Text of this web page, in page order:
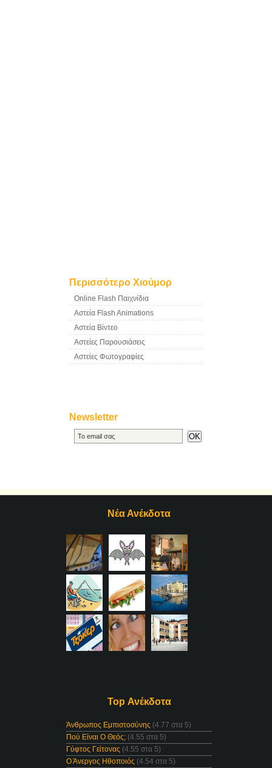
Περισσότερο Χιούμορ
Online Flash Παιχνίδια
Αστεία Flash Animations
Αστεία Βίντεο
Αστείες Παρουσιάσεις
Αστείες Φωτογραφίες
Newsletter
Νέα Ανέκδοτα
Top Ανέκδοτα
Άνθρωπος Εμπιστοσύνης (4.77 στα 5)
Πού Είναι Ο Θεός; (4.55 στα 5)
Γύφτος Γείτονας (4.55 στα 5)
Ο Άνεργος Ηθοποιός (4.54 στα 5)